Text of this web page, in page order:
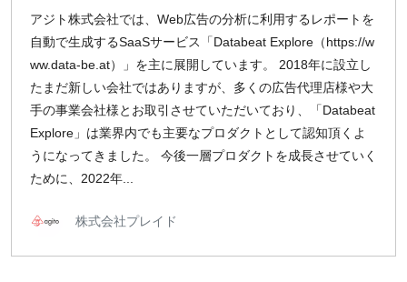
アジト株式会社では、Web広告の分析に利用するレポートを
自動で生成するSaaSサービス「Databeat Explore（https://w
ww.data-be.at）」を主に展開しています。 2018年に設立し
たまだ新しい会社ではありますが、多くの広告代理店様や大
手の事業会社様とお取引させていただいており、「Databeat
Explore」は業界内でも主要なプロダクトとして認知頂くよ
うになってきました。 今後一層プロダクトを成長させていく
ために、2022年...
株式会社プレイド